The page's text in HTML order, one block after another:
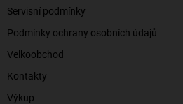
Servisní podmínky
Podmínky ochrany osobních údajů
Velkoobchod
Kontakty
Výkup